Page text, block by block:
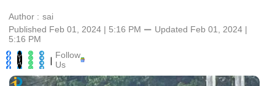
Author : sai
Published Feb 01, 2024 | 5:16 PM ⚊ Updated Feb 01, 2024 |
5:16 PM
| Follow
Us